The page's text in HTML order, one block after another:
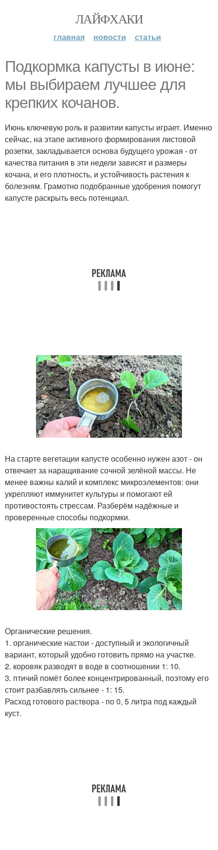
ЛАЙФХАКИ
главная новости статьи
Подкормка капусты в июне:
мы выбираем лучшее для
крепких кочанов.
Июнь ключевую роль в развитии капусты играет. Именно
сейчас, на этапе активного формирования листовой
розетки, закладывается основа будущего урожая - от
качества питания в эти недели зависят и размеры
кочана, и его плотность, и устойчивость растения к
болезням. Грамотно подобранные удобрения помогут
капусте раскрыть весь потенциал.
На старте вегетации капусте особенно нужен азот - он
отвечает за наращивание сочной зелёной массы. Не
менее важны калий и комплекс микроэлементов: они
укрепляют иммунитет культуры и помогают ей
противостоять стрессам. Разберём надёжные и
проверенные способы подкормки.
Органические решения.
1. органические настои - доступный и экологичный
вариант, который удобно готовить прямо на участке.
2. коровяк разводят в воде в соотношении 1: 10.
3. птичий помёт более концентрированный, поэтому его
стоит разбавлять сильнее - 1: 15.
Расход готового раствора - по 0, 5 литра под каждый
куст.